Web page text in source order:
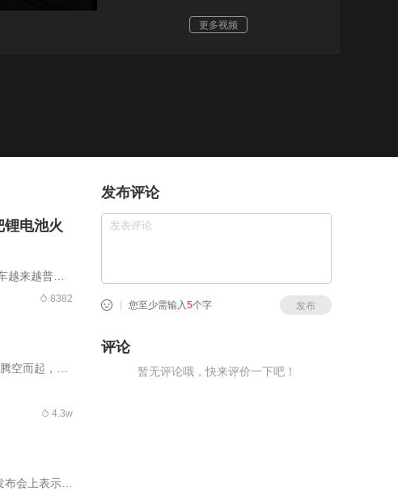
更多视频
电池火
越来越普
预警、运行
8382
空而起，冲
4.3w
会上表示，
发布评论
您至少需输入 5个字 发布
评论
暂无评论哦，快来评价一下吧！